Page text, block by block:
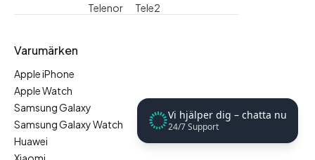
Vi hjälper dig – chatta nu
24/7 Support
Telenor Tele2
Varumärken
Apple iPhone
Apple Watch
Samsung Galaxy
Samsung Galaxy Watch
Huawei